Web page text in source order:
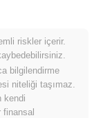
geçmişi
0.019258
altında işlem
riskler içerir.
bilgilendirme
niteliği taşımaz.
kendi
finansal